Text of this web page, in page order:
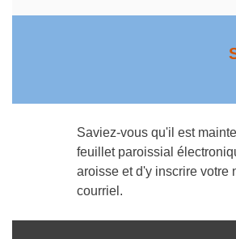
Saviez-vous qu'il est
feuillet paroissial
aroisse et d'y inscrire votre
courriel.